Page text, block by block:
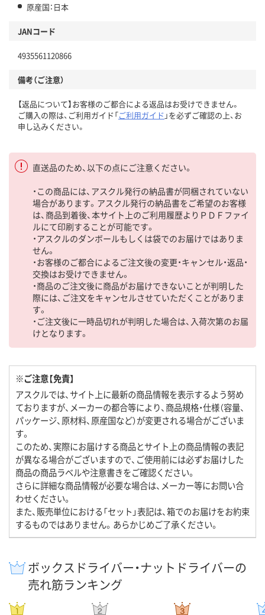
原産国：日本
JANコード
4935561120866
備考（ご注意）
【返品について】お客様のご都合による返品はお受けできません。
ご購入の際は、ご利用ガイド「ご利用ガイド 」を必ずご確認の上、お
申し込みください。
直送品のため、以下の点にご注意ください。
・この商品には、アスクル発行の納品書が同梱されていない
場合があります。アスクル発行の納品書をご希望のお客様
は、商品到着後、本サイト上のご利用履歴よりＰＤＦファイ
ルにて印刷することが可能です。
・アスクルのダンボールもしくは袋でのお届けではありま
せん。
・お客様のご都合によるご注文後の変更・キャンセル・返品・
交換はお受けできません。
・商品のご注文後に商品がお届けできないことが判明した
際には、ご注文をキャンセルさせていただくことがありま
す。
・ご注文後に一時品切れが判明した場合は、入荷次第のお届
けとなります。
※ご注意【免責】
アスクルでは、サイト上に最新の商品情報を表示するよう努め
ておりますが、メーカーの都合等により、商品規格・仕様（容量、
パッケージ、原材料、原産国など）が変更される場合がございま
す。
このため、実際にお届けする商品とサイト上の商品情報の表記
が異なる場合がございますので、ご使用前には必ずお届けした
商品の商品ラベルや注意書きをご確認ください。
さらに詳細な商品情報が必要な場合は、メーカー等にお問い合
わせください。
また、販売単位における「セット」表記は、箱でのお届けをお約束
するものではありません。あらかじめご了承ください。
ボックスドライバー・ナットドライバーの
売れ筋ランキング